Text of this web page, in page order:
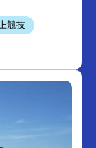
競技